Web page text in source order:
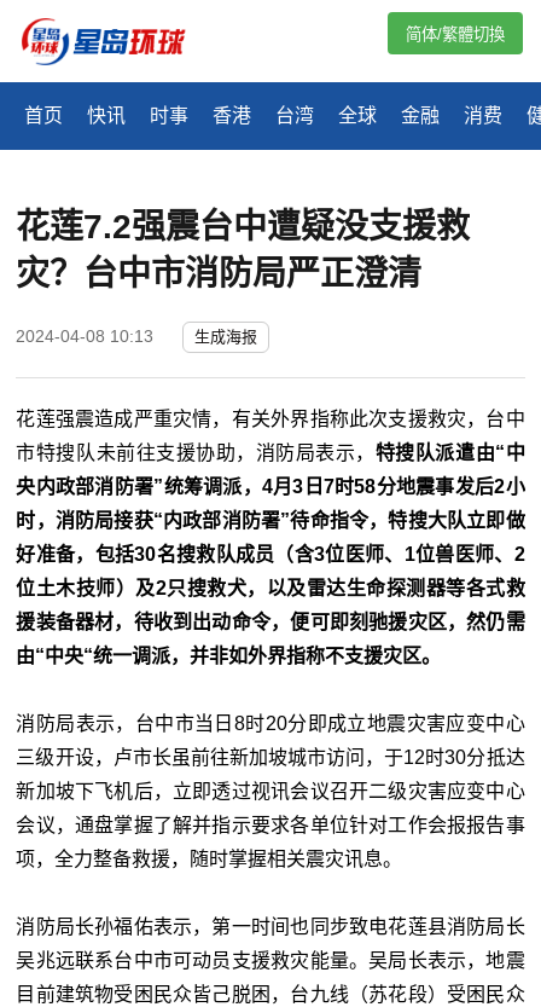
首页 快讯 时事 香港 台湾 全球 金融 消费
简体/繁體切換
花莲7.2强震台中遭疑没支援救
灾？台中市消防局严正澄清
2024-04-08 10:13 生成海报
花莲强震造成严重灾情，有关外界指称此次支援救灾，台中
市特搜队未前往支援协助，消防局表示， 特搜队派遣由“中
央内政部消防署”统筹调派，4月3日7时58分地震事发后2小
时，消防局接获“内政部消防署”待命指令，特搜大队立即做
好准备，包括30名搜救队成员（含3位医师、1位兽医师、2
位土木技师）及2只搜救犬，以及雷达生命探测器等各式救
援装备器材，待收到出动命令，便可即刻驰援灾区，然仍需
由“中央“统一调派，并非如外界指称不支援灾区。
消防局表示，台中市当日8时20分即成立地震灾害应变中心
三级开设，卢市长虽前往新加坡城市访问，于12时30分抵达
新加坡下飞机后，立即透过视讯会议召开二级灾害应变中心
会议，通盘掌握了解并指示要求各单位针对工作会报报告事
项，全力整备救援，随时掌握相关震灾讯息。
消防局长孙福佑表示，第一时间也同步致电花莲县消防局长
吴兆远联系台中市可动员支援救灾能量。吴局长表示，地震
目前建筑物受困民众皆己脱困，台九线（苏花段）受困民众